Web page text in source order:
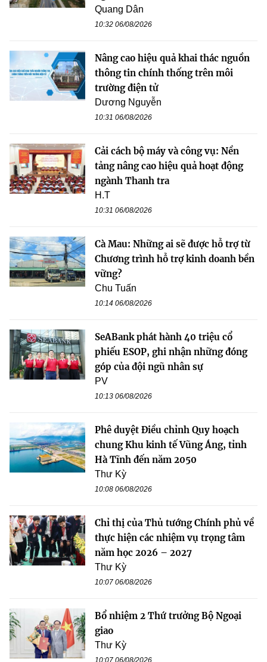
Quang Dân
10:32 06/08/2026
Nâng cao hiệu quả khai thác nguồn
thông tin chính thống trên môi
trường điện tử
Dương Nguyễn
10:31 06/08/2026
Cải cách bộ máy và công vụ: Nền
tảng nâng cao hiệu quả hoạt động
ngành Thanh tra
H.T
10:31 06/08/2026
Cà Mau: Những ai sẽ được hỗ trợ từ
Chương trình hỗ trợ kinh doanh bền
vững?
Chu Tuấn
10:14 06/08/2026
SeABank phát hành 40 triệu cổ
phiếu ESOP, ghi nhận những đóng
góp của đội ngũ nhân sự
PV
10:13 06/08/2026
Phê duyệt Điều chỉnh Quy hoạch
chung Khu kinh tế Vũng Áng, tỉnh
Hà Tĩnh đến năm 2050
Thư Kỳ
10:08 06/08/2026
Chỉ thị của Thủ tướng Chính phủ về
thực hiện các nhiệm vụ trọng tâm
năm học 2026 – 2027
Thư Kỳ
10:07 06/08/2026
Bổ nhiệm 2 Thứ trưởng Bộ Ngoại
giao
Thư Kỳ
10:07 06/08/2026